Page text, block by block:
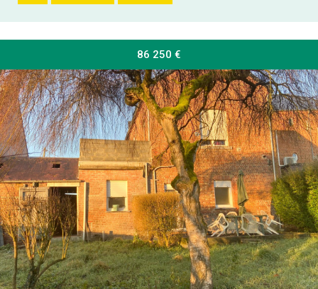
86 250 €